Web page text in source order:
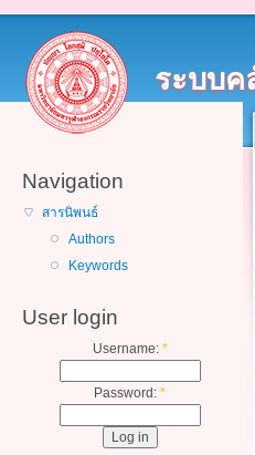
ระบบค
Navigation
สารนิพนธ์
Authors
Keywords
User login
Username: *
Password: *